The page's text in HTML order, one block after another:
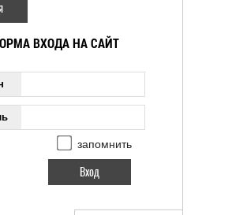
ВХОДА НА САЙТ
запомнить